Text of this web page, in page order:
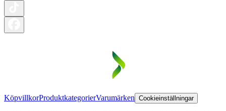
KöpvillkorProduktkategorierVarumärken Cookieinställningar